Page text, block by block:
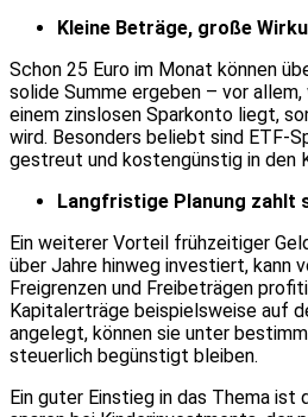
Kleine Beträge, große
Schon 25 Euro im Monat können
solide Summe ergeben – vor
einem zinslosen Sparkonto liegt,
wird. Besonders beliebt sind ETF-
gestreut und kostengünstig in den
Langfristige Planung zahlt
Ein weiterer Vorteil frühzeitiger
über Jahre hinweg investiert, kann
Freigrenzen und Freibeträgen
Kapitalerträge beispielsweise auf
angelegt, können sie unter
steuerlich begünstigt bleiben.
Ein guter Einstieg in das Thema ist